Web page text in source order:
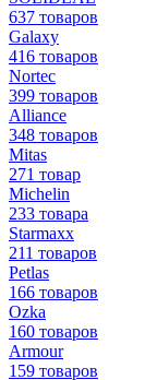
637 товаров
Galaxy
416 товаров
Nortec
399 товаров
Alliance
348 товаров
Mitas
271 товар
Michelin
233 товара
Starmaxx
211 товаров
Petlas
166 товаров
Ozka
160 товаров
Armour
159 товаров